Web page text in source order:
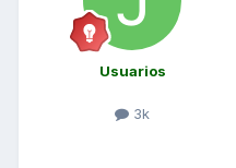
Usuarios
3k